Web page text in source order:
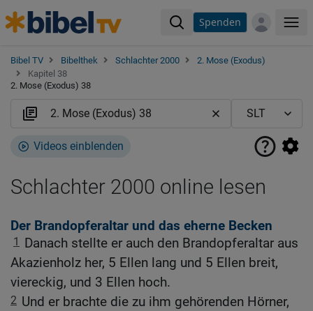
Spenden
Bibel TV Bibelthek Schlachter 2000
2. Mose (Exodus)
Kapitel 38
2. Mose (Exodus) 38
Videos einblenden
Schlachter 2000 online lesen
Der Brandopferaltar und das eherne Becken
1
Danach stellte er auch den Brandopferaltar aus
Akazienholz her, 5 Ellen lang und 5 Ellen breit,
viereckig, und 3 Ellen hoch.
2 Und er brachte die zu ihm gehörenden Hörner,